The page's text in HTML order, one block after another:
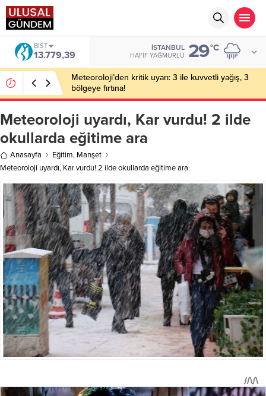
BIST
13.779,39
İSTANBUL
HAFIF YAĞMURLU 29°C
Meteoroloji’den kritik uyarı: 3 ile kuvvetli yağış, 3
bölgeye fırtına!
Meteoroloji uyardı, Kar vurdu! 2 ilde
okullarda eğitime ara
Anasayfa Eğitim, Manşet
Meteoroloji uyardı, Kar vurdu! 2 ilde okullarda eğitime ara